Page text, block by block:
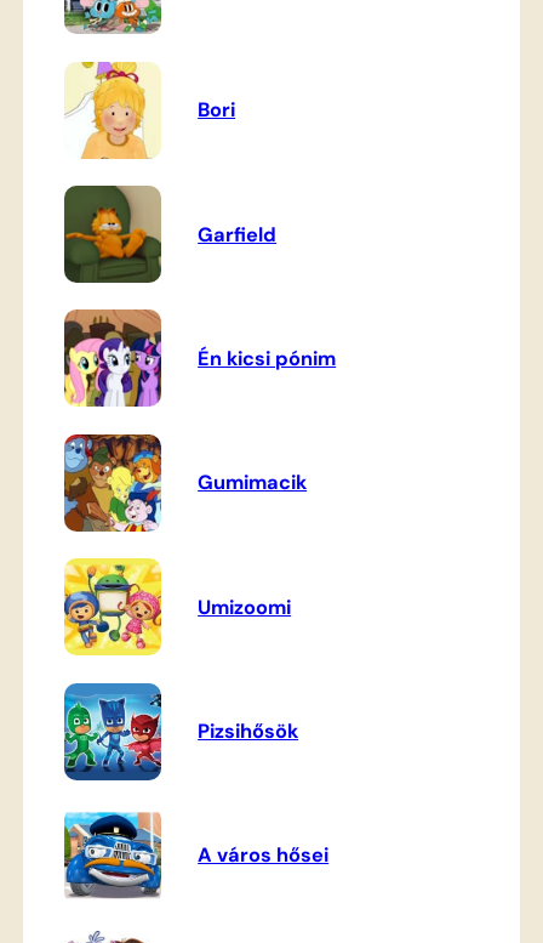
Bori
Garfield
Én kicsi pónim
Gumimacik
Umizoomi
Pizsihősök
A város hősei